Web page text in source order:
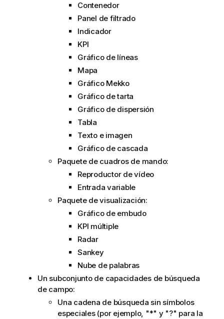
Contenedor
Panel de filtrado
Indicador
KPI
Gráfico de líneas
Mapa
Gráfico Mekko
Gráfico de tarta
Gráfico de dispersión
Tabla
Texto e imagen
Gráfico de cascada
Paquete de cuadros de mando:
Reproductor de vídeo
Entrada variable
Paquete de visualización:
Gráfico de embudo
KPI múltiple
Radar
Sankey
Nube de palabras
Un subconjunto de capacidades de búsqueda
de campo:
Una cadena de búsqueda sin símbolos
especiales (por ejemplo, "*" y "?" para la